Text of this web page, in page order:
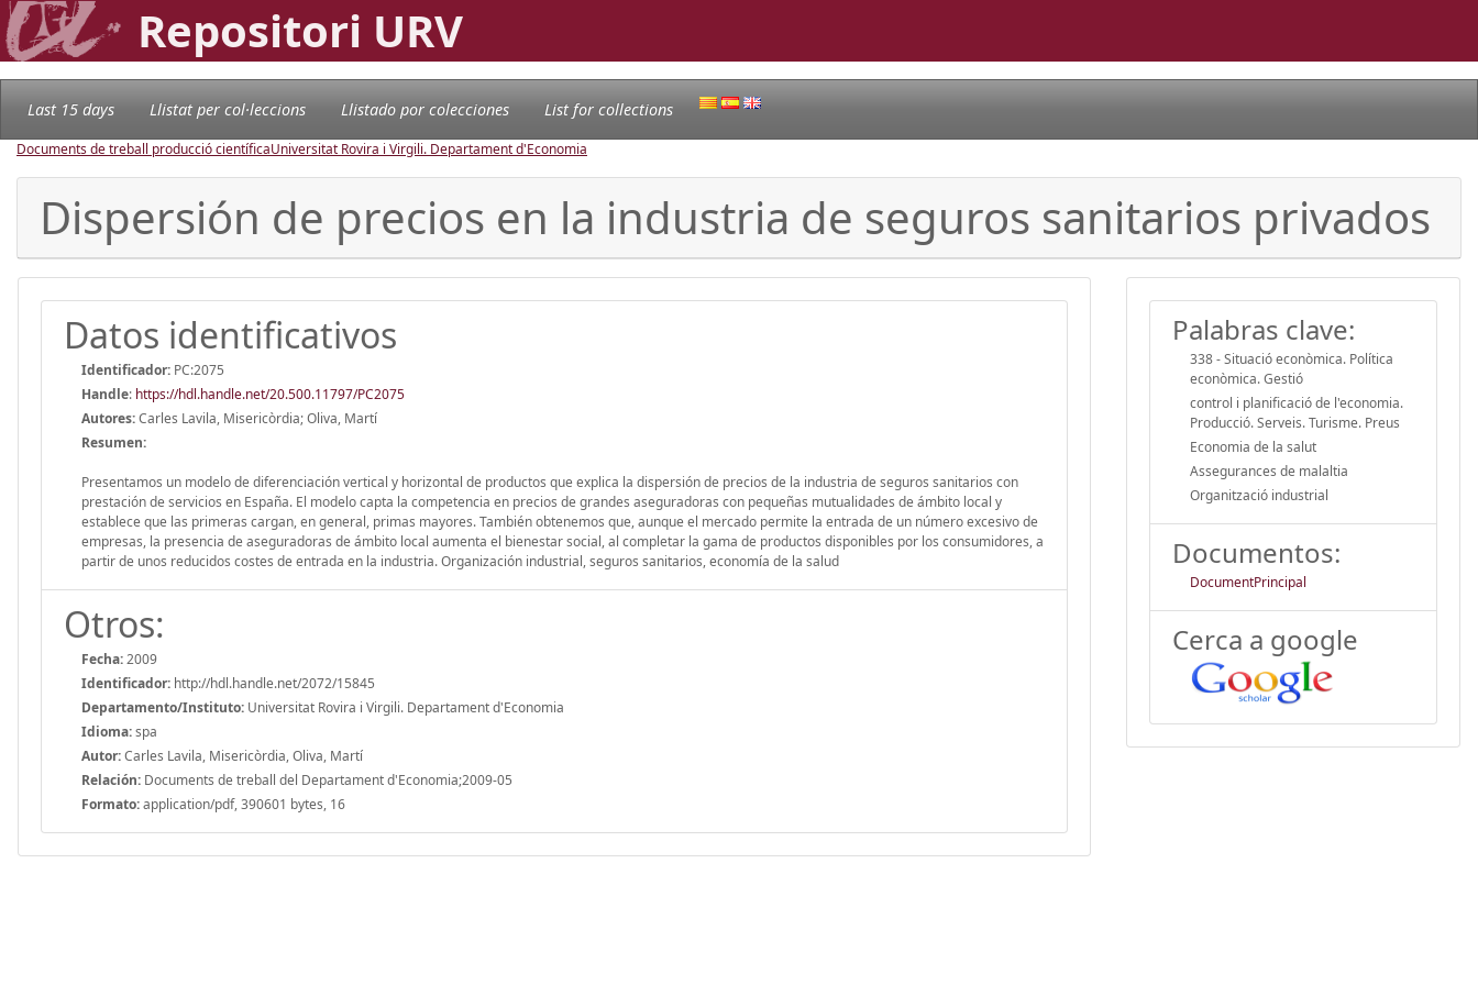
Repositori URV
Last 15 days Llistat per col·leccions Llistado por colecciones List for collections
Documents de treball producció científicaUniversitat Rovira i Virgili. Departament d'Economia
Dispersión de precios en la industria de seguros sanitarios privados
Datos identificativos
Identificador: PC:2075
Handle: https://hdl.handle.net/20.500.11797/PC2075
Autores:Carles Lavila, Misericòrdia; Oliva, Martí
Resumen:
Presentamos un modelo de diferenciación vertical y horizontal de productos que explica la dispersión de precios de la industria de seguros sanitarios con
prestación de servicios en España. El modelo capta la competencia en precios de grandes aseguradoras con pequeñas mutualidades de ámbito local y
establece que las primeras cargan, en general, primas mayores. También obtenemos que, aunque el mercado permite la entrada de un número excesivo de
empresas, la presencia de aseguradoras de ámbito local aumenta el bienestar social, al completar la gama de productos disponibles por los consumidores, a
partir de unos reducidos costes de entrada en la industria. Organización industrial, seguros sanitarios, economía de la salud
Otros:
Fecha:2009
Identificador: http://hdl.handle.net/2072/15845
Departamento/Instituto: Universitat Rovira i Virgili. Departament d'Economia
Idioma:spa
Autor:Carles Lavila, Misericòrdia, Oliva, Martí
Relación: Documents de treball del Departament d'Economia;2009-05
Formato:application/pdf, 390601 bytes, 16
Palabras clave:
338 - Situació econòmica. Política
econòmica. Gestió
control i planificació de l'economia.
Producció. Serveis. Turisme. Preus
Economia de la salut
Assegurances de malaltia
Organització industrial
Documentos:
DocumentPrincipal
Cerca a google